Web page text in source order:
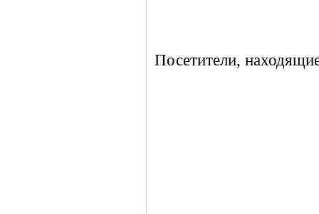
Посетители,